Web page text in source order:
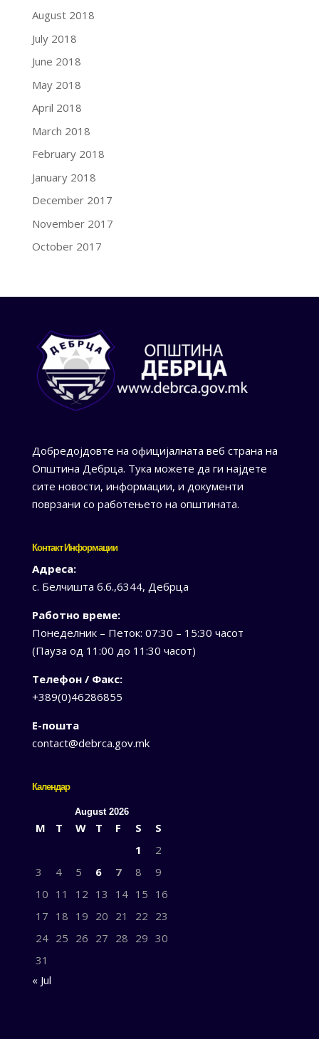
August 2018
July 2018
June 2018
May 2018
April 2018
March 2018
February 2018
January 2018
December 2017
November 2017
October 2017
Добредојдовте на официјалната веб страна на
Општина Дебрца. Тука можете да ги најдете
сите новости, информации, и документи
поврзани со работењето на општината.
Контакт Информации
Адреса:
с. Белчишта б.б.,6344, Дебрца
Работно време:
Понеделник – Петок: 07:30 – 15:30 часот
(Пауза од 11:00 до 11:30 часот)
Телефон / Факс:
+389(0)46286855
Е-пошта
contact@debrca.gov.mk
Календар
August 2026
M T W T F S
S
1
2
3
4 5 6 7 8
9
10 11 12 13 14 15 16
17 18 19 20 21 22 23
24 25 26 27 28 29 30
31
« Jul